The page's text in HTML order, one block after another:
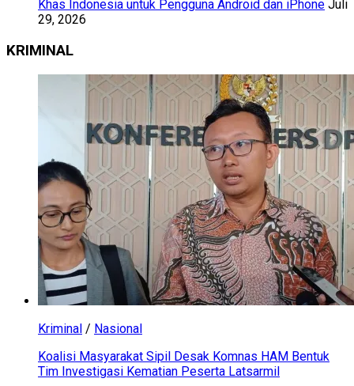
Khas Indonesia untuk Pengguna Android dan iPhone Juli
29, 2026
KRIMINAL
Kriminal / Nasional
Koalisi Masyarakat Sipil Desak Komnas HAM Bentuk
Tim Investigasi Kematian Peserta Latsarmil